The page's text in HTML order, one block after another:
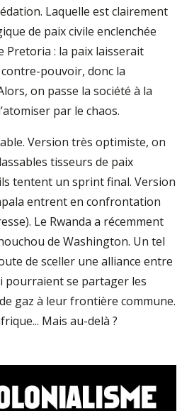
Laquelle est clairement
de paix civile enclenchée
Pretoria : la paix laisserait
pouvoir, donc la
on passe la société à la
par le chaos.
Version très optimiste, on
tisseurs de paix
tentent un sprint final. Version
entrent en confrontation
Le Rwanda a récemment
de Washington. Un tel
de sceller une alliance entre
pourraient se partager les
gaz à leur frontière commune.
Mais au-delà ?